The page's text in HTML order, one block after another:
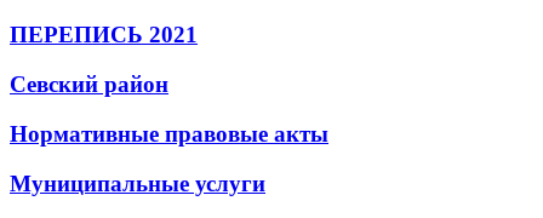
ПЕРЕПИСЬ 2021
Севский район
Нормативные правовые акты
Муниципальные услуги